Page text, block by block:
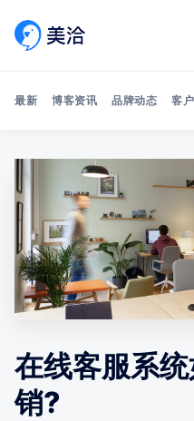
最新 博客资讯 品牌动态 客
在线客服系
销?